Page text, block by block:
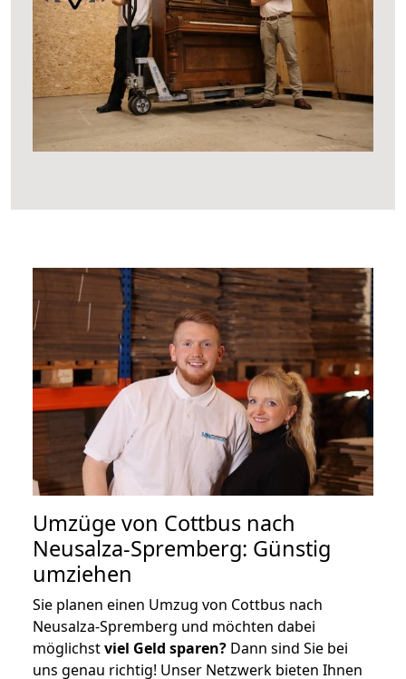
Umzüge von Cottbus nach
Neusalza-Spremberg: Günstig
umziehen
Sie planen einen Umzug von Cottbus nach
Neusalza-Spremberg und möchten dabei
möglichstviel Geld sparen? Dann sind Sie bei
uns genau richtig! Unser Netzwerk bieten Ihnen